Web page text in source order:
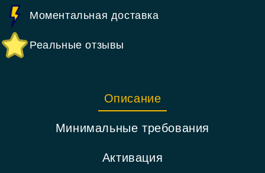
Моментальная доставка
Реальные отзывы
Описание
Минимальные требования
Активация